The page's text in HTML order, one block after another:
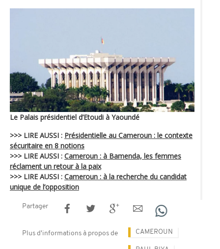
Le Palais présidentiel d’Etoudi à Yaoundé
>>> LIRE AUSSI : Présidentielle au Cameroun : le contexte
sécuritaire en 8 notions
>>> LIRE AUSSI : Cameroun : à Bamenda, les femmes
réclament un retour à la paix
>>> LIRE AUSSI : Cameroun : à la recherche du candidat
unique de l’opposition
Partager
Plus d'informations à propos de CAMEROUN